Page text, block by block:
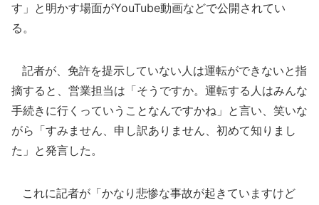
す」と明かす場面がYouTube動画などで公開されてい
る。
記者が、免許を提示していない人は運転ができないと指
摘すると、営業担当は「そうですか。運転する人はみんな
手続きに行くっていうことなんですかね」と言い、笑いな
がら「すみません、申し訳ありません、初めて知りまし
た」と発言した。
これに記者が「かなり悲惨な事故が起きていますけど